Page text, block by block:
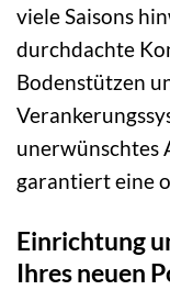
viele Saisons
durchdachte
Bodenstützen
unerwünschtes
garantiert eine
Einrichtung
Ihres neuen